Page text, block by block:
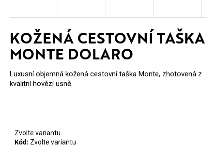
KOŽENÁ CESTOVNÍ TAŠKA
MONTE DOLARO
Luxusní objemná kožená cestovní taška Monte, zhotovená z
kvalitní hovězí usně.
Zvolte variantu
Kód: Zvolte variantu
E
T
E
N
A
T
?